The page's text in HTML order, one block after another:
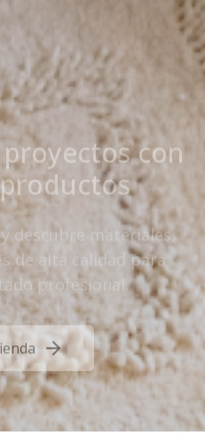
con
descubre materiales,
de alta calidad para
profesional.